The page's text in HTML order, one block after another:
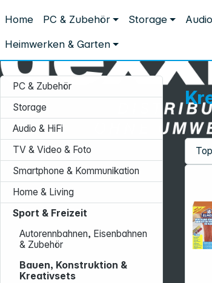
Home PC & Zubehör Storage
Heimwerken & Garten
Sport & Freizeit Bauen, Konstruktion &
Kreativsets
PC & Zubehör
Storage
Audio & HiFi
TV & Video & Foto
Smartphone & Kommunikation
Home & Living
Sport & Freizeit
Autorennbahnen, Eisenbahnen
& Zubehör
Bauen, Konstruktion &
Kreativsets
Service-Hotline:
+49 931 9708–496
Mo. - Fr.: 08:00 - 17:00 Uhr